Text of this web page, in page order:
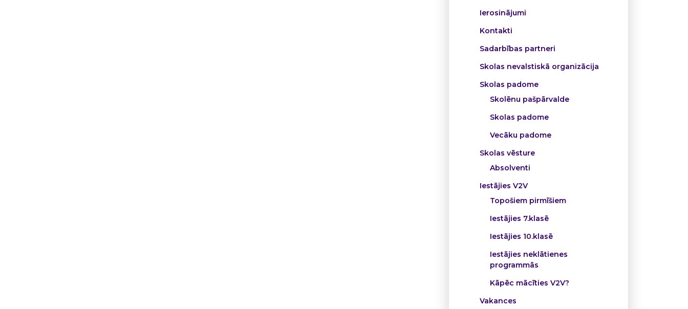
Ierosinājumi
Kontakti
Sadarbības partneri
Skolas nevalstiskā organizācija
Skolas padome
Skolēnu pašpārvalde
Skolas padome
Vecāku padome
Skolas vēsture
Absolventi
Iestājies V2V
Topošiem pirmīšiem
Iestājies 7.klasē
Iestājies 10.klasē
Iestājies neklātienes
programmās
Kāpēc mācīties V2V?
Vakances